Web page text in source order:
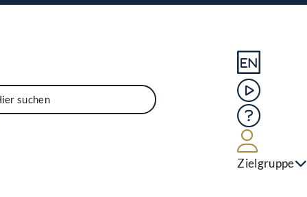
Sprache
Mediathek
Hilfe
Zielgruppe